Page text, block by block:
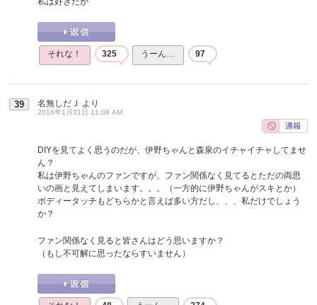
それな！ 325 うーん… 97
39 名無しだＪ より
2016年1月31日 11:08 AM
DIYを見てよく思うのだが、伊野ちゃんと森泉のイチャイチャしてませ
ん？
私は伊野ちゃんのファンですが、ファン関係なく見てるとただの両思
いの画と見えてしまいます。。。（一方的に伊野ちゃんがスキとか）
ボディータッチもどちらかと言えば多い方だし、、、私だけでしょう
か？
ファン関係なく見ると皆さんはどう思いますか？
（もし不可解に思ったならすいません）